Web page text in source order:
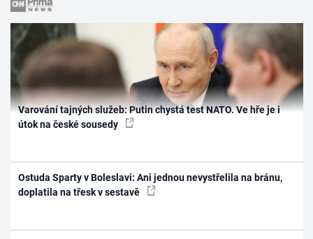
Varování tajných služeb: Putin chystá test NATO. Ve hře je i
útok na české sousedy
Ostuda Sparty v Boleslavi: Ani jednou nevystřelila na bránu,
doplatila na třesk v sestavě